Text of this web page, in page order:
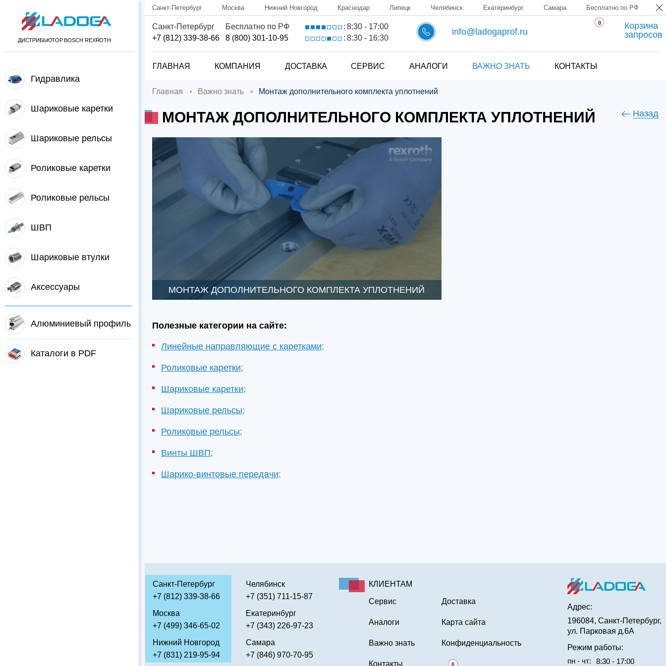
ДИСТРИБЬЮТОР BOSCH REXROTH
Гидравлика
Шариковые каретки
Шариковые рельсы
Роликовые каретки
Роликовые рельсы
ШВП
Шариковые втулки
Аксессуары
Алюминиевый профиль
Каталоги в PDF
Санкт-Петербург Москва Нижний Новгород Краснодар Липецк Челябинск Екатеринбург Самара Бесплатно по РФ
Санкт-Петербург
+7 (812) 339-38-66
Бесплатно по РФ
8 (800) 301-10-95
: 8:30 - 17:00
: 8:30 - 16:30
info@ladogaprof.ru
0
Корзина
запросов
ГЛАВНАЯ КОМПАНИЯ ДОСТАВКА СЕРВИС АНАЛОГИ ВАЖНО ЗНАТЬ КОНТАКТЫ
Главная Важно знать Монтаж дополнительного комплекта уплотнений
МОНТАЖ ДОПОЛНИТЕЛЬНОГО КОМПЛЕКТА УПЛОТНЕНИЙ Назад
МОНТАЖ ДОПОЛНИТЕЛЬНОГО КОМПЛЕКТА УПЛОТНЕНИЙ
Полезные категории на сайте:
Линейные направляющие с каретками;
Роликовые каретки;
Шариковые каретки;
Шариковые рельсы;
Роликовые рельсы;
Винты ШВП;
Шарико-винтовые передачи;
Санкт-Петербург
+7 (812) 339-38-66
Москва
+7 (499) 346-65-02
Нижний Новгород
+7 (831) 219-95-94
Челябинск
+7 (351) 711-15-87
Екатеринбург
+7 (343) 226-97-23
Самара
+7 (846) 970-70-95
КЛИЕНТАМ
Сервис
Аналоги
Важно знать
Контакты
Доставка
Карта сайта
Конфиденциальность
0
Адрес:
196084, Санкт-Петербург,
ул. Парковая д.6А
Режим работы:
пн - чт:
8:30 - 17:00